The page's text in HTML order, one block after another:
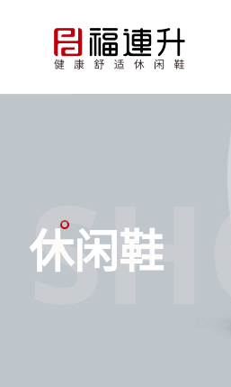
休闲鞋